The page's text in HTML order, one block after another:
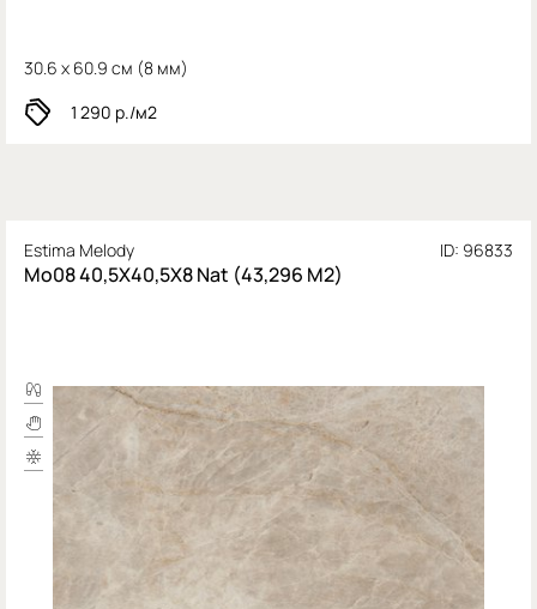
30.6 x 60.9 см (8 мм)
1 290 р./м2
Estima Melody ID: 96833
Mo08 40,5X40,5X8 Nat (43,296 М2)